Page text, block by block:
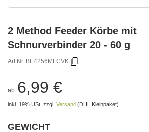
2 Method Feeder Körbe mit
Schnurverbinder 20 - 60 g
Art.Nr.:BE4256MFCVK
ab 6,99 €
inkl. 19% USt. zzgl. Versand (DHL Kleinpaket)
GEWICHT